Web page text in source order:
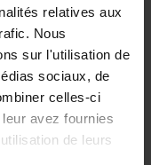
relatives aux
Nous
sur l'utilisation de
sociaux, de
celles-ci
avez fournies
de leurs
2.999,00 €
12,60 € ÉCOTAXE